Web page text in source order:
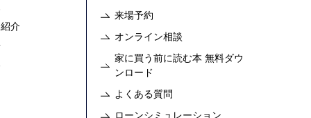
介
来場予約
オンライン相談
家に買う前に読む本 無料ダウ
ンロード
よくある質問
ローンシミュレーション